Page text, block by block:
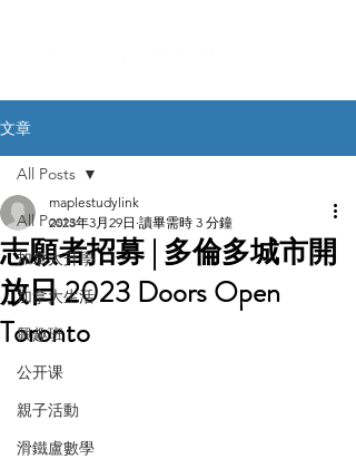
文章
All Posts
加拿大升學
加拿大生活
興趣班
公开课
親子活動
滑鐵盧數學
All Posts
志願者招募 | 多倫多城市開
放日 2023 Doors Open
Toronto
maplestudylink
2023年3月29日 讀畢需時 3 分鐘